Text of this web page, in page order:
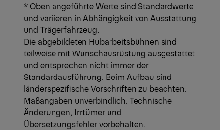
* Oben angeführte Werte sind Standardwerte
und variieren in Abhängigkeit von Ausstattung
und Trägerfahrzeug.
Die abgebildeten Hubarbeitsbühnen sind
teilweise mit Wunschausrüstung ausgestattet
und entsprechen nicht immer der
Standardausführung. Beim Aufbau sind
länderspezifische Vorschriften zu beachten.
Maßangaben unverbindlich. Technische
Änderungen, Irrtümer und
Übersetzungsfehler vorbehalten.